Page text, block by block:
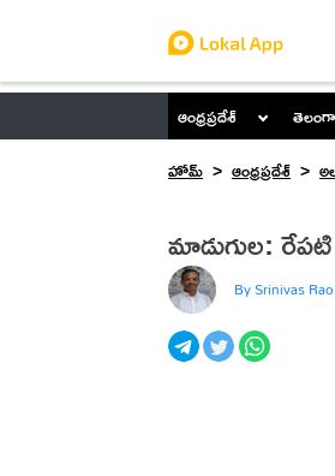
ఆంధ్రప్రదేశ్
హోమ్
ఆంధ్రప్రదేశ్
మాడుగుల: రేపటి
By Srinivas Rao